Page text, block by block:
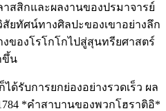
สสิกและผลงานของปรมาจารย์
ยทัศน์ทางศิลปะของเขาอย่างลึก
ของโรโกโกไปสู่สุนทรียศาสตร์
ขึ้น
ด้รับการยกย่องอย่างรวดเร็ว ผล
*คำสาบานของพวกโฮราติอิ*